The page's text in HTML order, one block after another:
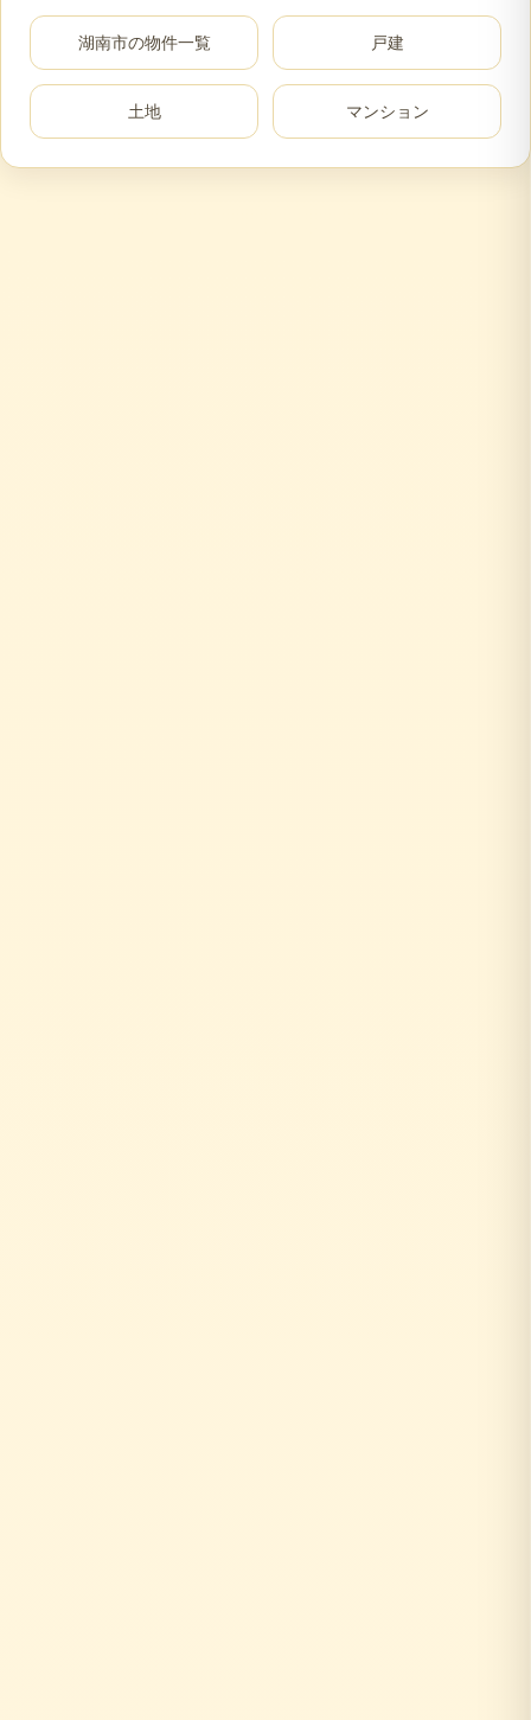
湖南市の物件一覧 戸建
土地 マンション